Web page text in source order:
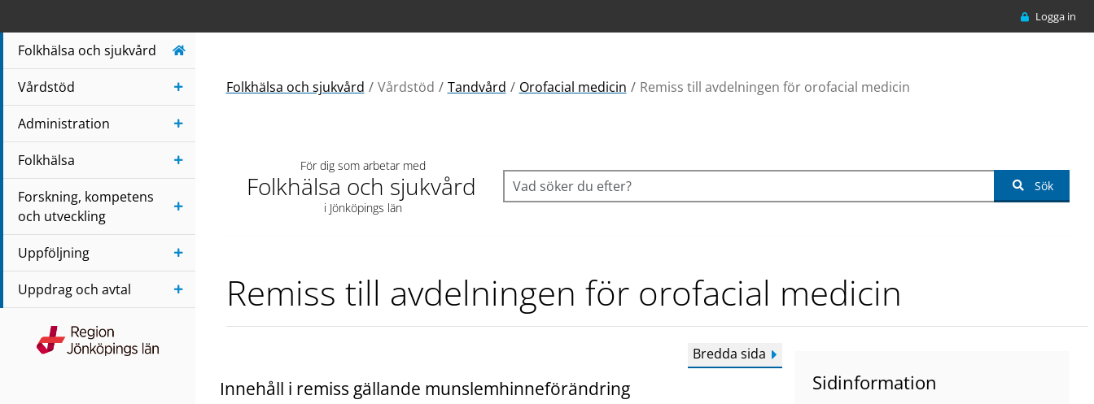
Logga in
Folkhälsa och sjukvård
Vårdstöd
Administration
Folkhälsa
Forskning, kompetens
och utveckling
Uppföljning
Uppdrag och avtal
Folkhälsa och sjukvård Vårdstöd Tandvård Orofacial medicin Remiss till avdelningen för orofacial medicin
För dig som arbetar med
Folkhälsa och sjukvård
i Jönköpings län
Sök
Remiss till avdelningen för orofacial medicin
Bredda sida
Innehåll i remiss gällande munslemhinneförändring Sidinformation